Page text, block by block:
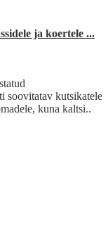
ja koertele ...
soovitatav kutsikatele
kuna kaltsi..